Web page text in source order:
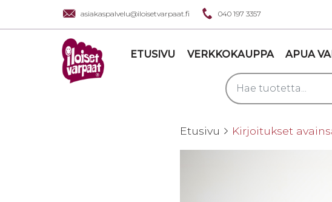
asiakaspalvelu@iloisetvarpaat.fi 040 197 3357
ETUSIVU VERKKOKAUPPA APUA
Etusivu Kirjoitukset